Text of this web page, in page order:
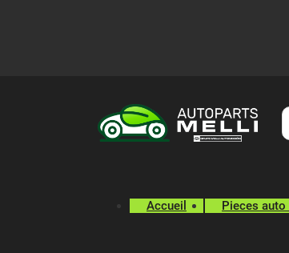
Accueil Pieces auto